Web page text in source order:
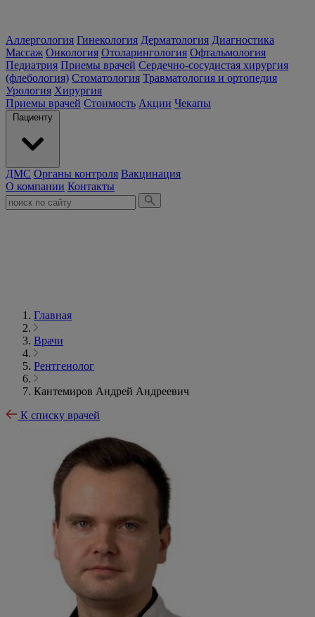
Аллергология Гинекология Дерматология Диагностика
Массаж Онкология Отоларингология Офтальмология
Педиатрия Приемы врачей Сердечно-сосудистая хирургия
(флебология) Стоматология Травматология и ортопедия
Урология Хирургия
Приемы врачей Стоимость Акции Чекапы
Пациенту
ДМС Органы контроля Вакцинация
О компании Контакты
Главная
Врачи
Рентгенолог
Кантемиров Андрей Андреевич
К списку врачей